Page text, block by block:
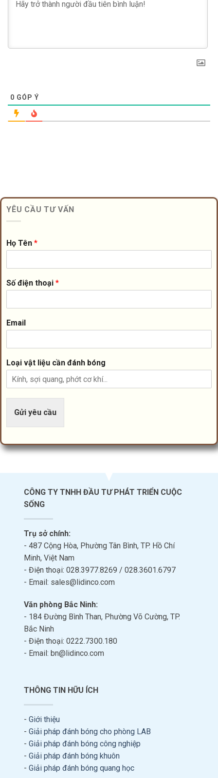
0 GÓP Ý
YÊU CẦU TƯ VẤN
Họ Tên *
Số điện thoại *
Email
Loại vật liệu cần đánh bóng
Gửi yêu cầu
CÔNG TY TNHH ĐẦU TƯ PHÁT TRIỂN CUỘC
SỐNG
Trụ sở chính:
- 487 Cộng Hòa, Phường Tân Bình, TP. Hồ Chí
Minh, Việt Nam
- Điện thoại: 028.3977.8269 / 028.3601.6797
- Email: sales@lidinco.com
Văn phòng Bắc Ninh:
- 184 Đường Bình Than, Phường Võ Cường, TP.
Bắc Ninh
- Điện thoại: 0222.7300.180
- Email: bn@lidinco.com
THÔNG TIN HỮU ÍCH
- Giới thiệu
- Giải pháp đánh bóng cho phòng LAB
- Giải pháp đánh bóng công nghiệp
- Giải pháp đánh bóng khuôn
- Giải pháp đánh bóng quang học